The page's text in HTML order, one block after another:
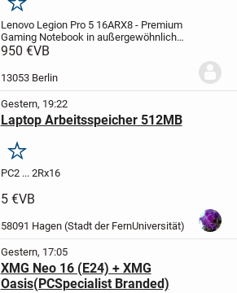
Merken
Lenovo Legion Pro 5 16ARX8 - Premium
Gaming Notebook in außergewöhnlich
gutem Zustand
ABENDS, NACHTS ODER FRÜH
ist...
950 €VB
13053 Berlin
Gestern, 19:22
Laptop Arbeitsspeicher 512MB
Merken
PC2 ... 2Rx16
5 €VB
58091 Hagen (Stadt der FernUniversität)
Gestern, 17:05
XMG Neo 16 (E24) + XMG
Oasis(PCSpecialist Branded)